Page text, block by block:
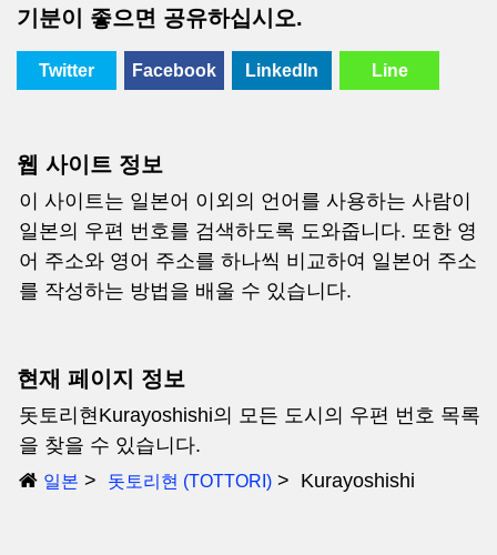
기분이 좋으면 공유하십시오.
Twitter Facebook LinkedIn Line
웹 사이트 정보
이 사이트는 일본어 이외의 언어를 사용하는 사람이
일본의 우편 번호를 검색하도록 도와줍니다. 또한 영
어 주소와 영어 주소를 하나씩 비교하여 일본어 주소
를 작성하는 방법을 배울 수 있습니다.
현재 페이지 정보
돗토리현Kurayoshishi의 모든 도시의 우편 번호 목록
을 찾을 수 있습니다.
일본 돗토리현 (TOTTORI) Kurayoshishi